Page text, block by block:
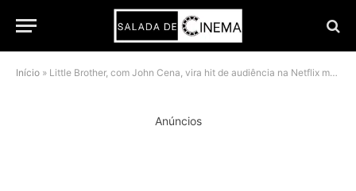
Início » Little Brother, com John Cena, vira hit de audiência na Netflix mesmo com críticas ruins
Anúncios